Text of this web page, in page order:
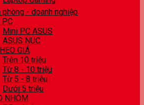
phòng - doanh nghiệp
Mini PC ASUS
ASUS NUC
GIÁ
Trên 10 triệu
Từ 8 - 10 triệu
Từ 5 - 8 triệu
Dưới 5 triệu
NHÓM